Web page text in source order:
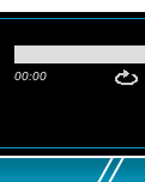
00:00